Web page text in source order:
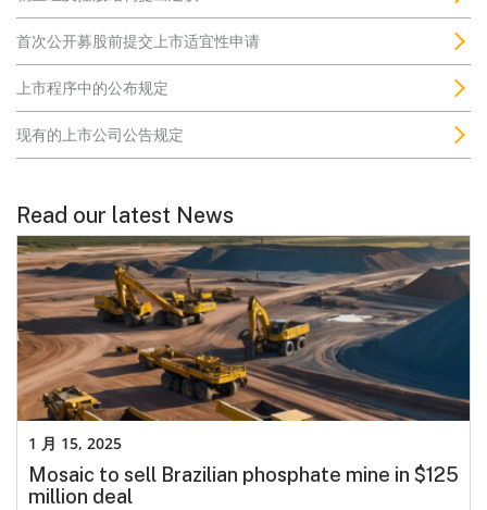
首次公开募股前提交上市适宜性申请
上市程序中的公布规定
现有的上市公司公告规定
Read our latest News
Mosaic to sell Brazilian phosphate mine in $125
million deal
1 月 15, 2025